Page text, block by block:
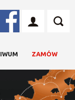
ZAMÓW